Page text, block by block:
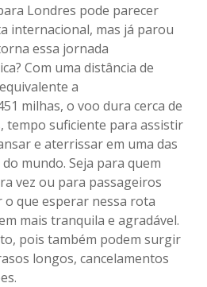
Londres pode parecer
internacional, mas já parou
essa jornada
Com uma distância de
a
milhas, o voo dura cerca de
tempo suficiente para assistir
e aterrissar em uma das
mundo. Seja para quem
vez ou para passageiros
que esperar nessa rota
mais tranquila e agradável.
pois também podem surgir
longos, cancelamentos